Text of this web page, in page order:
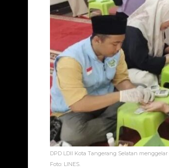
DPD LDII Kota Tangerang Selatan
Foto: LINES.